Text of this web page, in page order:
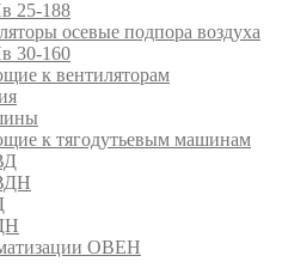
25-188
осевые подпора воздуха
30-160
к вентиляторам
к тягодутьевым машинам
ОВЕН